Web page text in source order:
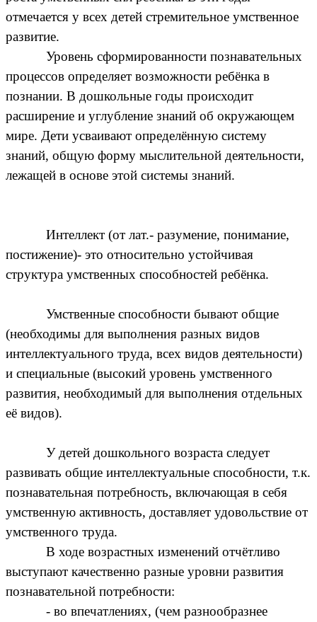
отмечается у всех детей стремительное умственное
развитие.
Уровень сформированности познавательных
процессов определяет возможности ребёнка в
познании. В дошкольные годы происходит
расширение и углубление знаний об окружающем
мире. Дети усваивают определённую систему
знаний, общую форму мыслительной деятельности,
лежащей в основе этой системы знаний.
Интеллект (от лат.- разумение, понимание,
постижение)- это относительно устойчивая
структура умственных способностей ребёнка.
Умственные способности бывают общие
(необходимы для выполнения разных видов
интеллектуального труда, всех видов деятельности)
и специальные (высокий уровень умственного
развития, необходимый для выполнения отдельных
её видов).
У детей дошкольного возраста следует
развивать общие интеллектуальные способности, т.к.
познавательная потребность, включающая в себя
умственную активность, доставляет удовольствие от
умственного труда.
В ходе возрастных изменений отчётливо
выступают качественно разные уровни развития
познавательной потребности:
- во впечатлениях, (чем разнообразнее